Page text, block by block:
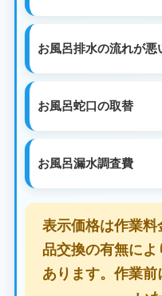
お風呂排水の流れが悪
お風呂蛇口の取替
お風呂漏水調査費
表示価格は作業
品交換の有無に
あります。作業前